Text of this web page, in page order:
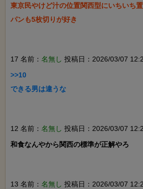
東京民やけど汁の位置関西型にいちいち
パンも5枚切りが好き
17 名前： 名無し 投稿日：2026/03/07
>>10
できる男は違うな
12 名前： 名無し 投稿日：2026/03/07
和食なんやから関西の標準が正解やろ
13 名前： 名無し 投稿日：2026/03/07